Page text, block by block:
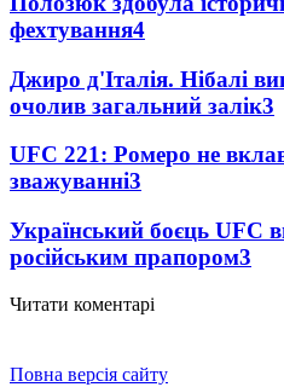
фехтування4
Джиро д'Італія. Нібалі
очолив загальний залік3
UFC 221: Ромеро не
зважуванні3
Український боєць UFC
російським прапором3
Читати коментарі
Повна версія сайту